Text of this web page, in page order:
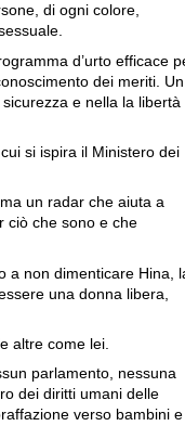
di ogni colore,
d’urto efficace
dei meriti. Un
e nella la libertà
si ispira il Ministero dei
un radar che aiuta a
ciò che sono e che
a non dimenticare Hina,
una donna libera,
altre come lei.
parlamento, nessuna
dei diritti umani delle
verso bambini e